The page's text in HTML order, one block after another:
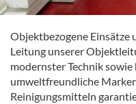
Objektbezogene Einsätze
Leitung unserer
modernster Technik
umweltfreundliche
Reinigungsmitteln